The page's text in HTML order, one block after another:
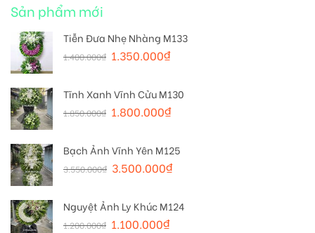
Sản phẩm mới
Tiễn Đưa Nhẹ Nhàng M133
1.400.000₫ 1.350.000₫
Tĩnh Xanh Vĩnh Cửu M130
1.850.000₫ 1.800.000₫
Bạch Ảnh Vĩnh Yên M125
3.550.000₫ 3.500.000₫
Nguyệt Ảnh Ly Khúc M124
1.200.000₫ 1.100.000₫